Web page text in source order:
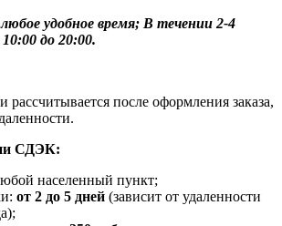
удобное время; В течении 2-4
10:00 до 20:00.
рассчитывается после оформления заказа,
СДЭК:
населенный пункт;
от 2 до 5 дней (зависит от удаленности